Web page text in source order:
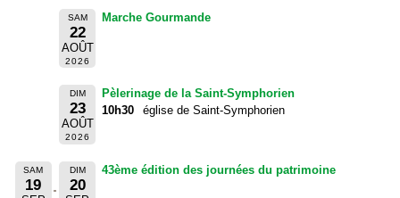
SAM
22
AOÛT
2026
Marche Gourmande
DIM
23
AOÛT
2026
Pèlerinage de la Saint-Symphorien
10h30
église de Saint-Symphorien
SAM
19
DIM
20
43ème édition des journées du patrimoine